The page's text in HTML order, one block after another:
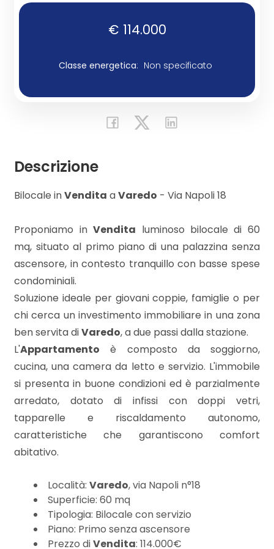
€ 114.000
Classe energetica: Non specificato
Descrizione
Bilocale inVendita aVaredo - Via Napoli 18
Proponiamo inVendita luminoso bilocale di 60
mq, situato al primo piano di una palazzina senza
ascensore, in contesto tranquillo con basse spese
condominiali.
Soluzione ideale per giovani coppie, famiglie o per
chi cerca un investimento immobiliare in una zona
ben servita diVaredo, a due passi dalla stazione.
L'Appartamento è composto da soggiorno,
cucina, una camera da letto e servizio. L'immobile
si presenta in buone condizioni ed è parzialmente
arredato, dotato di infissi con doppi vetri,
tapparelle e riscaldamento autonomo,
caratteristiche che garantiscono comfort
abitativo.
Località:Varedo, via Napoli n°18
Superficie: 60 mq
Tipologia: Bilocale con servizio
Piano: Primo senza ascensore
Prezzo diVendita: 114.000€
Prezzo
Totale
mq
Locali
minimi
Qualsiasi